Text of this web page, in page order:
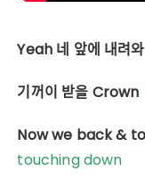
Yeah 네 앞에 내려와
기꺼이 받을 Crown
Now we back &
touching down